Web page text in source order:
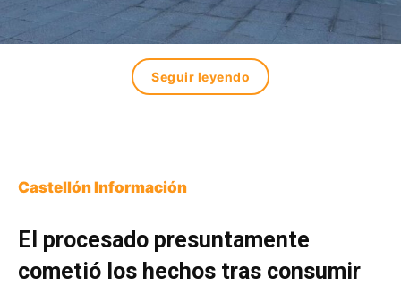
Seguir leyendo
Castellón Información
El procesado presuntamente
cometió los hechos tras consumir